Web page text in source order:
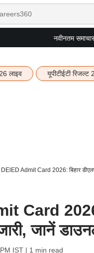
नवीनतम समाचार
लाइव यूपीटीईटी रिजल्ट
Admit Card 2026: बिहार
Card 2026:
जानें
IST| 1 min read